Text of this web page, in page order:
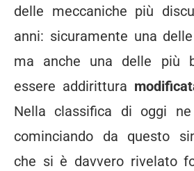
delle meccaniche più
anni: sicuramente una
ma anche una delle più
essere addirittura
Nella classifica di oggi
cominciando da questo
che si è davvero rivelato